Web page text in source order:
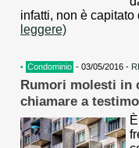
infatti, non è capitato
leggere)
• Condominio - 03/05/2016 -
Rumori molesti in
chiamare a